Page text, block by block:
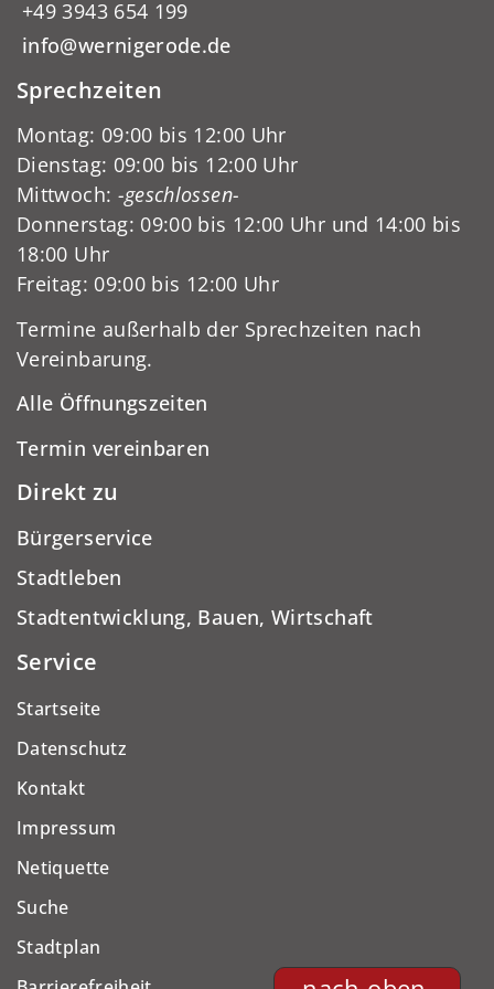
+49 3943 654 199
info@wernigerode.de
Sprechzeiten
Montag: 09:00 bis 12:00 Uhr
Dienstag: 09:00 bis 12:00 Uhr
Mittwoch: -geschlossen-
Donnerstag: 09:00 bis 12:00 Uhr und 14:00 bis
18:00 Uhr
Freitag: 09:00 bis 12:00 Uhr
Termine außerhalb der Sprechzeiten nach
Vereinbarung.
Alle Öffnungszeiten
Termin vereinbaren
Direkt zu
Bürgerservice
Stadtleben
Stadtentwicklung, Bauen, Wirtschaft
Service
Startseite
Datenschutz
Kontakt
Impressum
Netiquette
Suche
Stadtplan